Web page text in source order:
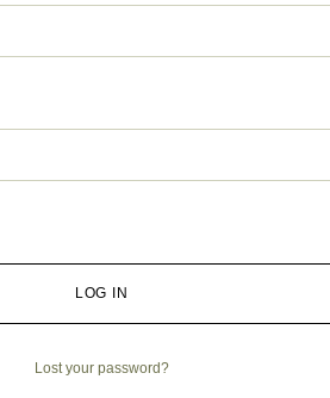
LOG IN
Lost your password?